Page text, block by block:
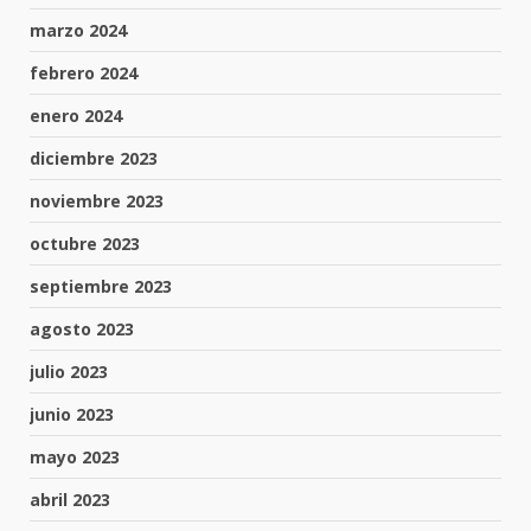
marzo 2024
febrero 2024
enero 2024
diciembre 2023
noviembre 2023
octubre 2023
septiembre 2023
agosto 2023
julio 2023
junio 2023
mayo 2023
abril 2023